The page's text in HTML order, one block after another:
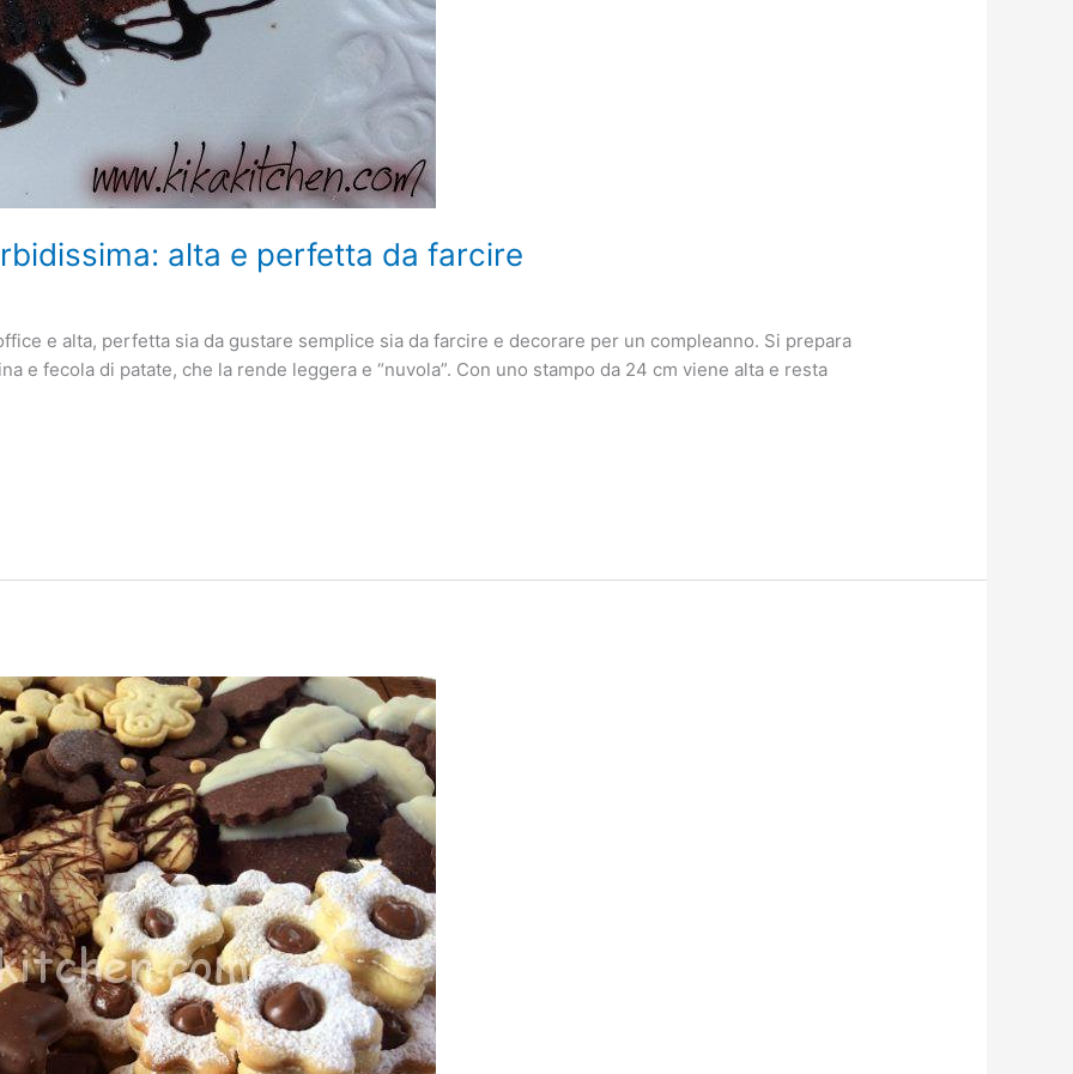
alta e perfetta da farcire
e alta, perfetta sia da gustare semplice sia da farcire e decorare per un compleanno. Si prepara
e fecola di patate, che la rende leggera e “nuvola”. Con uno stampo da 24 cm viene alta e resta